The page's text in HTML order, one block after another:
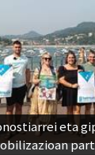
eta